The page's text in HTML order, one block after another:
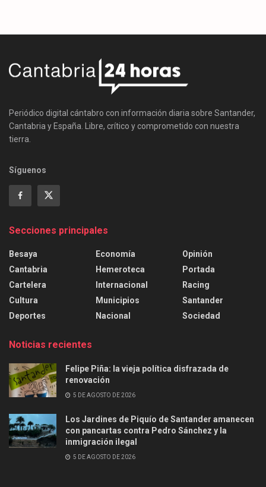
Periódico digital cántabro con información diaria sobre Santander,
Cantabria y España. Libre, crítico y comprometido con nuestra
tierra.
Síguenos
Secciones principales
Besaya
Cantabria
Cartelera
Cultura
Deportes
Economía
Hemeroteca
Internacional
Municipios
Nacional
Opinión
Portada
Racing
Santander
Sociedad
Noticias recientes
Felipe Piña: la vieja política disfrazada de
renovación
5 DE AGOSTO DE 2026
Los Jardines de Piquío de Santander amanecen
con pancartas contra Pedro Sánchez y la
inmigración ilegal
5 DE AGOSTO DE 2026